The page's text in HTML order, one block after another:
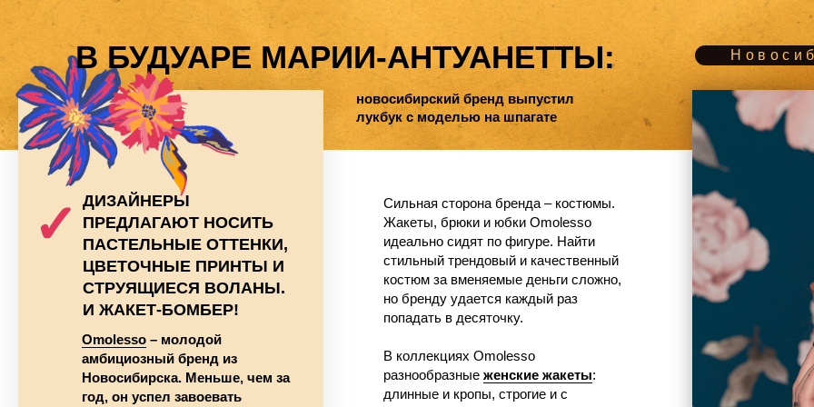
ДИЗАЙНЕРЫ
ПРЕДЛАГАЮТ НОСИТЬ
ПАСТЕЛЬНЫЕ ОТТЕНКИ,
ЦВЕТОЧНЫЕ ПРИНТЫ И
СТРУЯЩИЕСЯ ВОЛАНЫ.
И ЖАКЕТ-БОМБЕР!
Omolesso– молодой
Новосибирска. Меньше, чем за
год, он успел завоевать
популярность аудитории по
всей России. Качественные
✓
В БУДУАРЕ МАРИИ-АНТУАНЕТТЫ:
новосибирский бренд выпустил
лукбук с моделью на шпагате
Жакеты, брюки и юбки Omolesso
идеально сидят по фигуре. Найти
стильный трендовый и качественный
костюм за вменяемые деньги сложно,
но бренду удается каждый раз
попадать в десяточку.
В коллекциях Omolesso
длинные и кропы, строгие и с
кружевными воланами и необычным
декором. Этой весной дизайнеры
презентовали жакеты-бомберы
Новосибирск'